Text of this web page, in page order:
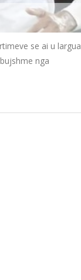
se ai u largua
nga